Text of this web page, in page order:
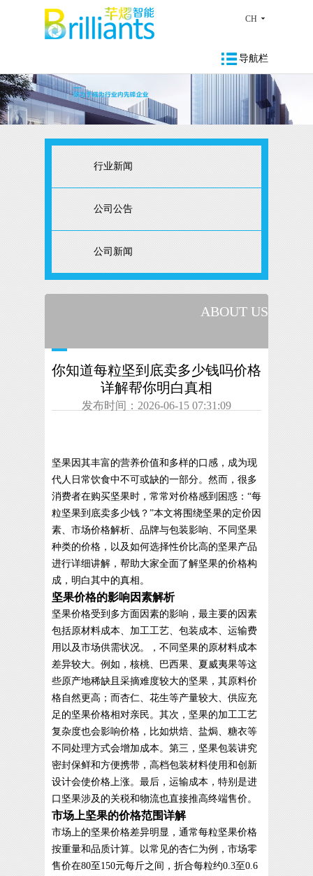
导航栏
CH
行业新闻
公司公告
公司新闻
ABOUT US
你知道每粒坚到底卖多少钱吗价格
详解帮你明白真相
发布时间：2026-06-15 07:31:09
坚果因其丰富的营养价值和多样的口感，成为现
代人日常饮食中不可或缺的一部分。然而，很多
消费者在购买坚果时，常常对价格感到困惑：“每
粒坚果到底卖多少钱？”本文将围绕坚果的定价因
素、市场价格解析、品牌与包装影响、不同坚果
种类的价格，以及如何选择性价比高的坚果产品
进行详细讲解，帮助大家全面了解坚果的价格构
成，明白其中的真相。
坚果价格的影响因素解析
坚果价格受到多方面因素的影响，最主要的因素
包括原材料成本、加工工艺、包装成本、运输费
用以及市场供需状况。，不同坚果的原材料成本
差异较大。例如，核桃、巴西果、夏威夷果等这
些原产地稀缺且采摘难度较大的坚果，其原料价
格自然更高；而杏仁、花生等产量较大、供应充
足的坚果价格相对亲民。其次，坚果的加工工艺
复杂度也会影响价格，比如烘焙、盐焗、糖衣等
不同处理方式会增加成本。第三，坚果包装讲究
密封保鲜和方便携带，高档包装材料使用和创新
设计会使价格上涨。最后，运输成本，特别是进
口坚果涉及的关税和物流也直接推高终端售价。
市场上坚果的价格范围详解
市场上的坚果价格差异明显，通常每粒坚果价格
按重量和品质计算。以常见的杏仁为例，市场零
售价在80至150元每斤之间，折合每粒约0.3至0.6